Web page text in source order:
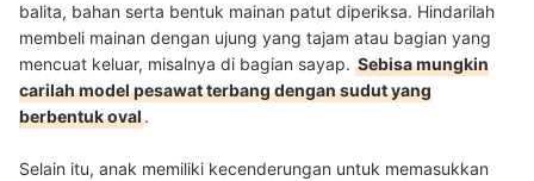
balita, bahan serta bentuk mainan patut diperiksa. Hindarilah
membeli mainan dengan ujung yang tajam atau bagian yang
mencuat keluar, misalnya di bagian sayap. Sebisa mungkin
carilah model pesawat terbang dengan sudut yang
berbentuk oval.
Selain itu, anak memiliki kecenderungan untuk memasukkan